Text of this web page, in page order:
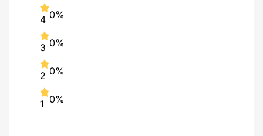
4 0%
3 0%
2 0%
1 0%